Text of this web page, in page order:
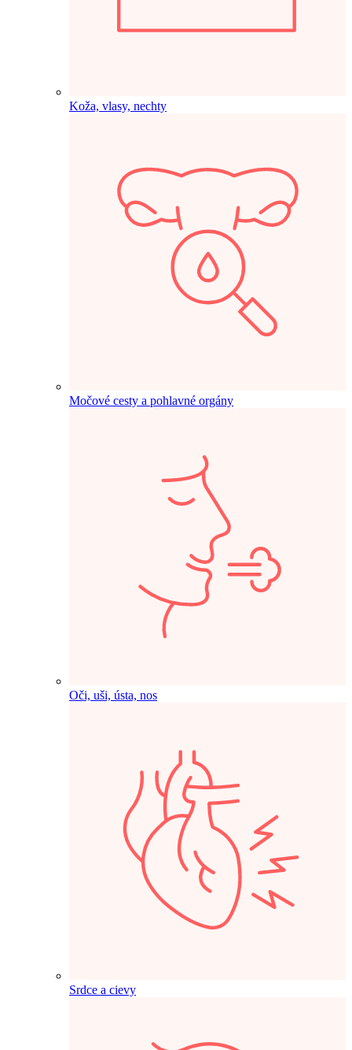
Koža, vlasy, nechty
Močové cesty a pohlavné orgány
Oči, uši, ústa, nos
Srdce a cievy